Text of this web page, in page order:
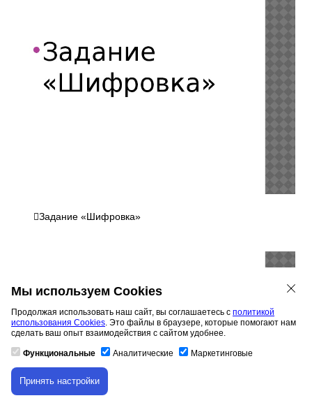
Задание «Шифровка»
Скачивание материала доступно только для
авторизованных пользователей.
Мы используем Cookies
Продолжая использовать наш сайт, вы соглашаетесь с политикой
использования Cookies. Это файлы в браузере, которые помогают нам
сделать ваш опыт взаимодействия с сайтом удобнее.
Функциональные Аналитические Маркетинговые
Принять настройки